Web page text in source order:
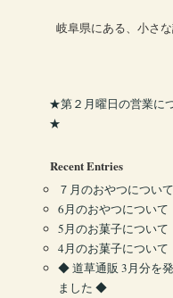
岐阜県にある、小さな
★第２月曜日の営業に
★
Recent Entries
７月のおやつについて
6月のおやつについて
5月のお菓子について
4月のお菓子について
◆ 道草通販 3月分を
ました ◆